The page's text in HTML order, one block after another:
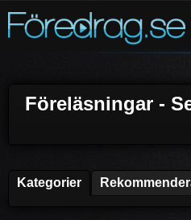
Föreläsningar -
Kategorier